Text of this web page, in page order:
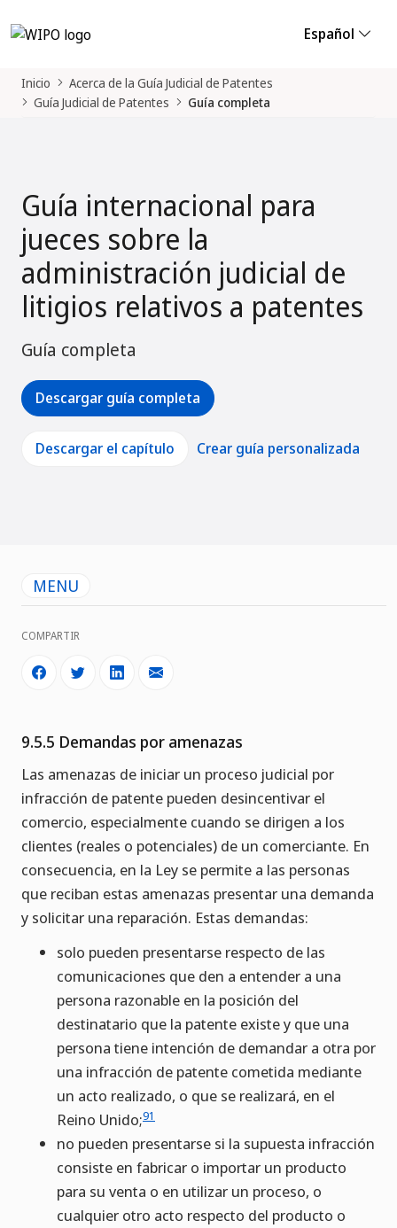
Español
Inicio
Acerca de la Guía Judicial de Patentes
Guía Judicial de Patentes
Guía completa
Guía internacional para
jueces sobre la
administración judicial de
litigios relativos a patentes
Guía completa
Descargar guía completa
Descargar el capítulo Crear guía personalizada
MENU
COMPARTIR
9.5.5 Demandas por amenazas
Las amenazas de iniciar un proceso judicial por
infracción de patente pueden desincentivar el
comercio, especialmente cuando se dirigen a los
clientes (reales o potenciales) de un comerciante. En
consecuencia, en la Ley se permite a las personas
que reciban estas amenazas presentar una demanda
y solicitar una reparación. Estas demandas:
solo pueden presentarse respecto de las
comunicaciones que den a entender a una
persona razonable en la posición del
destinatario que la patente existe y que una
persona tiene intención de demandar a otra por
una infracción de patente cometida mediante
un acto realizado, o que se realizará, en el
Reino Unido;91
no pueden presentarse si la supuesta infracción
consiste en fabricar o importar un producto
para su venta o en utilizar un proceso, o
cualquier otro acto respecto del producto o